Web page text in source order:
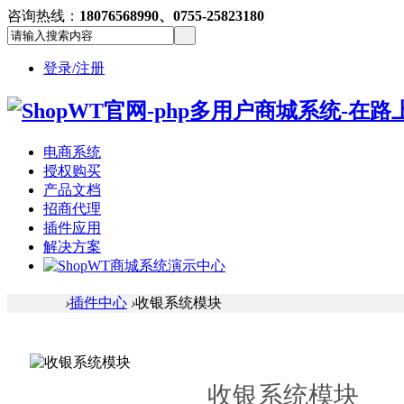
咨询热线： 18076568990、0755-25823180
登录/注册
电商系统
授权购买
产品文档
招商代理
插件应用
解决方案
›插件中心 ›收银系统模块
收银系统模块